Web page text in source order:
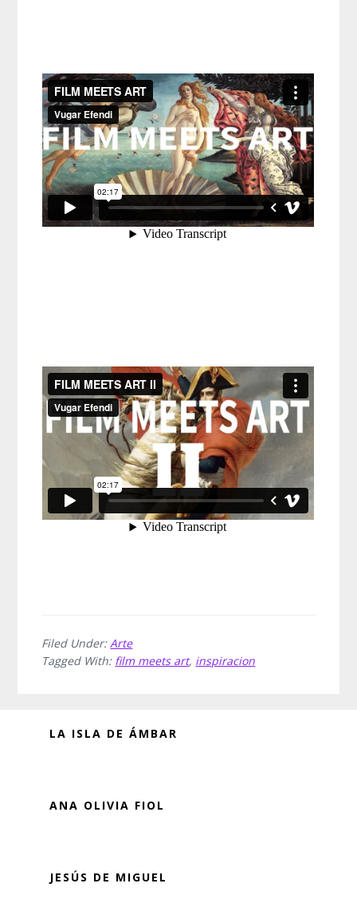
Filed Under: Arte
Tagged With: film meets art, inspiracion
BeforeLA ISLA DE ÁMBAR
ANA OLIVIA FIOL
JESÚS DE MIGUEL